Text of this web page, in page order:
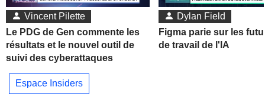
Vincent Pilette
Le PDG de Gen commente les
résultats et le nouvel outil de
suivi des cyberattaques
Dylan Field
Figma parie sur les
de travail de l'IA
Espace Insiders